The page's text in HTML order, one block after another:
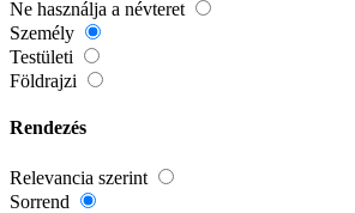
Ne használja a névteret
Személy
Testületi
Földrajzi
Rendezés
Relevancia szerint
Sorrend